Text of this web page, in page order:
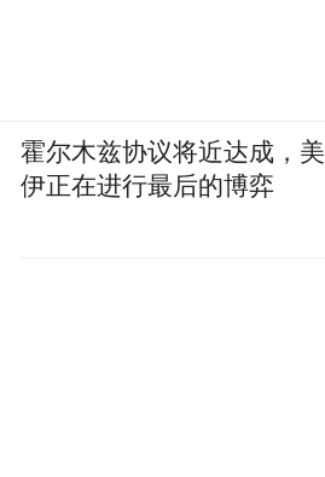
霍尔木兹协议将近达成，美
伊正在进行最后的博弈